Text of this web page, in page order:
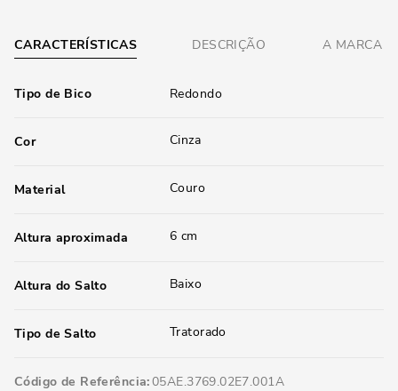
CARACTERÍSTICAS DESCRIÇÃO A MARCA
Tipo de Bico Redondo
Cor Cinza
Material Couro
Altura aproximada 6 cm
Altura do Salto Baixo
Tipo de Salto Tratorado
Código de Referência 05AE.3769.02E7.001A